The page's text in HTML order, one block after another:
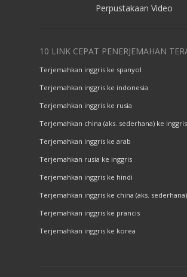
Perpustakaan Video
10 LINK CEPAT PENERJEMAHAN
Terjemahkan inggris ke spanyol
Terjemahkan inggris ke indonesia
Terjemahkan inggris ke rusia
Terjemahkan china (aks. sederhana) ke inggris
Terjemahkan inggris ke arab
Terjemahkan rusia ke inggris
Terjemahkan inggris ke hindi
Terjemahkan inggris ke china (aks. sederhana)
Terjemahkan inggris ke prancis
Terjemahkan inggris ke korea